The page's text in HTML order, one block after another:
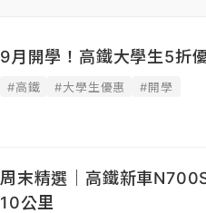
9月開學！高鐵大學生5
#高鐵 #大學生優惠 #開學
周末精選｜高鐵新車
10公里